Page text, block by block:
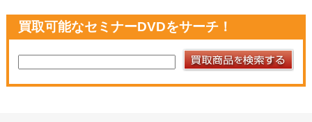
買取可能なセミナーDVDをサーチ！